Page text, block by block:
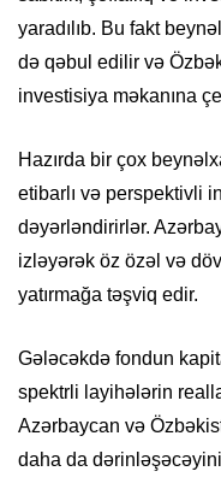
yaradılıb. Bu fakt
də qəbul edilir və
investisiya məkanına
Hazırda bir çox
etibarlı və perspektivli
dəyərləndirirlər.
izləyərək öz özəl və
yatırmağa təşviq edir.
Gələcəkdə fondun
spektrli layihələrin
Azərbaycan və
daha da